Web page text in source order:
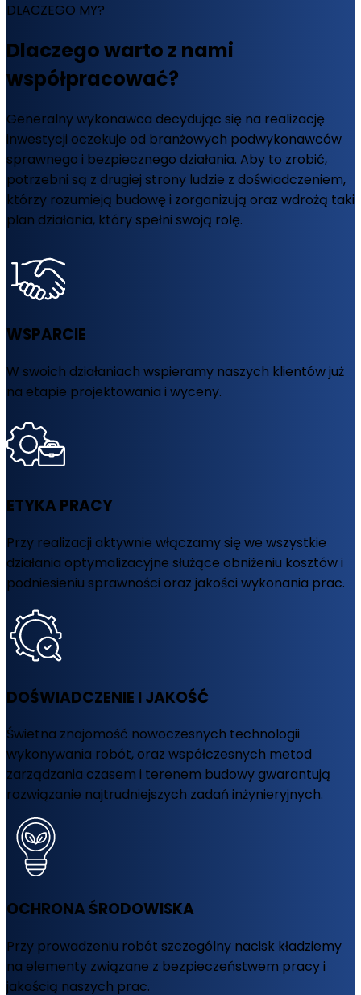
DLACZEGO MY?
Dlaczego warto z nami
współpracować?
Generalny wykonawca decydując się na realizację
inwestycji oczekuje od branżowych podwykonawców
sprawnego i bezpiecznego działania. Aby to zrobić,
potrzebni są z drugiej strony ludzie z doświadczeniem,
którzy rozumieją budowę i zorganizują oraz wdrożą taki
plan działania, który spełni swoją rolę.
WSPARCIE
W swoich działaniach wspieramy naszych klientów już
na etapie projektowania i wyceny.
ETYKA PRACY
Przy realizacji aktywnie włączamy się we wszystkie
działania optymalizacyjne służące obniżeniu kosztów i
podniesieniu sprawności oraz jakości wykonania prac.
DOŚWIADCZENIE I JAKOŚĆ
Świetna znajomość nowoczesnych technologii
wykonywania robót, oraz współczesnych metod
zarządzania czasem i terenem budowy gwarantują
rozwiązanie najtrudniejszych zadań inżynieryjnych.
OCHRONA ŚRODOWISKA
Przy prowadzeniu robót szczególny nacisk kładziemy
na elementy związane z bezpieczeństwem pracy i
jakością naszych prac.